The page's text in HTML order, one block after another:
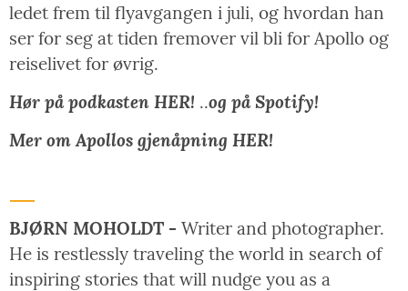
ledet frem til flyavgangen i juli, og hvordan han
ser for seg at tiden fremover vil bli for Apollo og
reiselivet for øvrig.
Hør på podkasten HER! ..og på Spotify!
Mer om Apollos gjenåpning HER!
BJØRN MOHOLDT - Writer and photographer.
He is restlessly traveling the world in search of
inspiring stories that will nudge you as a